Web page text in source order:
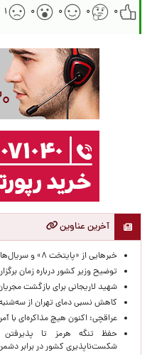
۰
۰ ۰ ۰ ۱
آخرین عناوین
خبرهایی از «پایتخت ۸» و سریال‌های مهران مدیری و سعید آقاخانی
توضیح وزیر کشور درباره زمان
شهید لاریجانی برای بازگشت
کاهش نسبی دمای تهران از
عراقچی: اکنون هیچ مذاکره‌ای با
حفظ تنگه هرمز تا پذیرفتن
شکست‌ناپذیری کشور در برابر